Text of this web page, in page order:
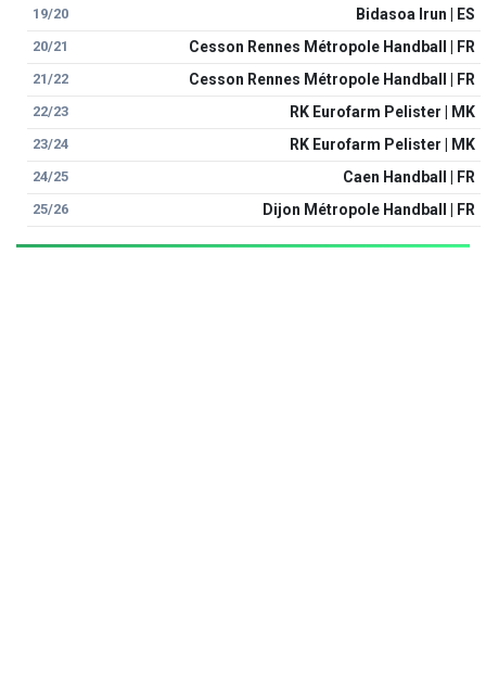
19/20 Bidasoa Irun | ES
20/21 Cesson Rennes Métropole Handball | FR
21/22 Cesson Rennes Métropole Handball | FR
22/23 RK Eurofarm Pelister | MK
23/24 RK Eurofarm Pelister | MK
24/25 Caen Handball | FR
25/26 Dijon Métropole Handball | FR